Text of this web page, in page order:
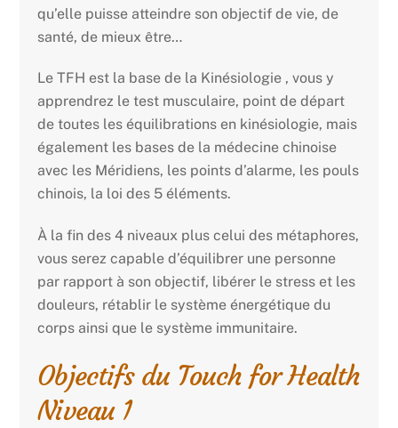
qu’elle puisse atteindre son objectif de vie, de
santé, de mieux être…
Le TFH est la base de la Kinésiologie , vous y
apprendrez le test musculaire, point de départ
de toutes les équilibrations en kinésiologie, mais
également les bases de la médecine chinoise
avec les Méridiens, les points d’alarme, les pouls
chinois, la loi des 5 éléments.
À la fin des 4 niveaux plus celui des métaphores,
vous serez capable d’équilibrer une personne
par rapport à son objectif, libérer le stress et les
douleurs, rétablir le système énergétique du
corps ainsi que le système immunitaire.
Objectifs du Touch for Health
Niveau 1